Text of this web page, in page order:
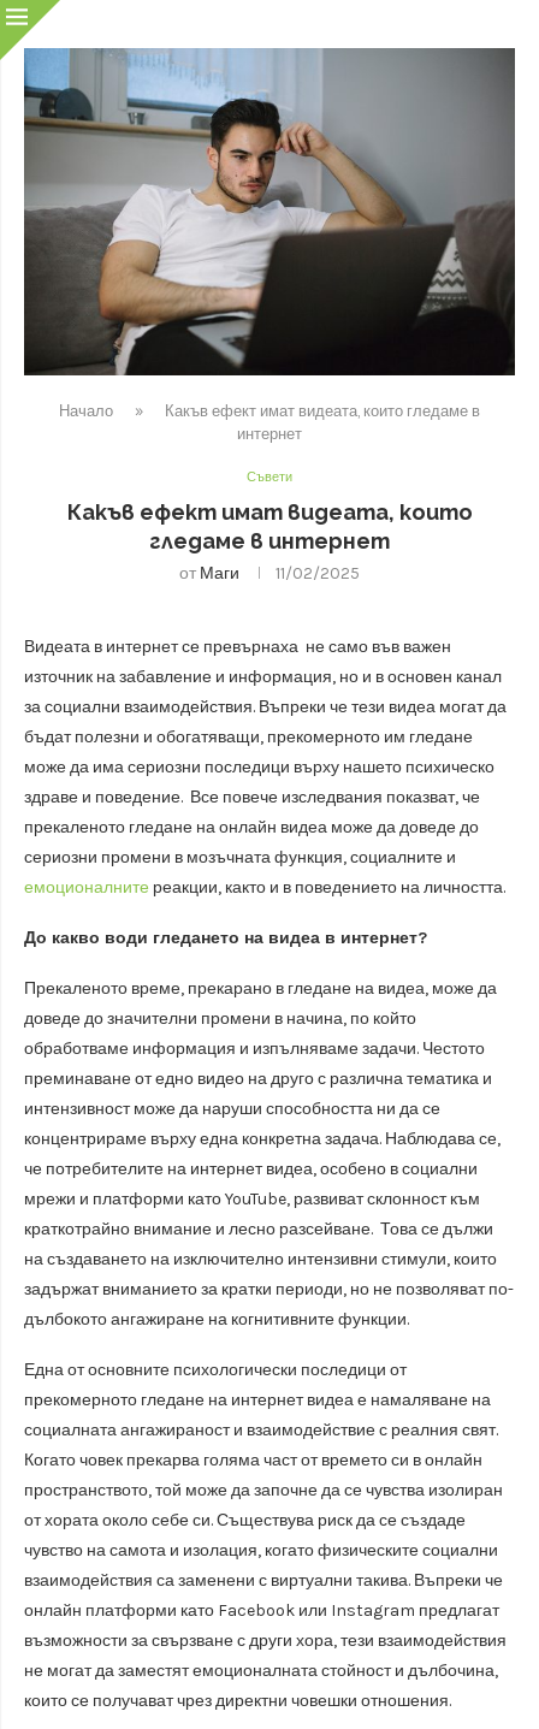
Начало »
Какъв ефект имат видеата, които гледаме в
интернет
Съвети
Какъв ефект имат видеата, които
гледаме в интернет
от Маги 11/02/2025
Видеата в интернет се превърнаха не само във важен
източник на забавление и информация, но и в основен канал
за социални взаимодействия. Въпреки че тези видеа могат да
бъдат полезни и обогатяващи, прекомерното им гледане
може да има сериозни последици върху нашето психическо
здраве и поведение. Все повече изследвания показват, че
прекаленото гледане на онлайн видеа може да доведе до
сериозни промени в мозъчната функция, социалните и
емоционалните реакции, както и в поведението на личността.
До какво води гледането на видеа в интернет?
Прекаленото време, прекарано в гледане на видеа, може да
доведе до значителни промени в начина, по който
обработваме информация и изпълняваме задачи. Честото
преминаване от едно видео на друго с различна тематика и
интензивност може да наруши способността ни да се
концентрираме върху една конкретна задача. Наблюдава се,
че потребителите на интернет видеа, особено в социални
мрежи и платформи като YouTube, развиват склонност към
краткотрайно внимание и лесно разсейване. Това се дължи
на създаването на изключително интензивни стимули, които
задържат вниманието за кратки периоди, но не позволяват по-
дълбокото ангажиране на когнитивните функции.
Една от основните психологически последици от
прекомерното гледане на интернет видеа е намаляване на
социалната ангажираност и взаимодействие с реалния свят.
Когато човек прекарва голяма част от времето си в онлайн
пространството, той може да започне да се чувства изолиран
от хората около себе си. Съществува риск да се създаде
чувство на самота и изолация, когато физическите социални
взаимодействия са заменени с виртуални такива. Въпреки че
онлайн платформи като Facebook или Instagram предлагат
възможности за свързване с други хора, тези взаимодействия
не могат да заместят емоционалната стойност и дълбочина,
които се получават чрез директни човешки отношения.